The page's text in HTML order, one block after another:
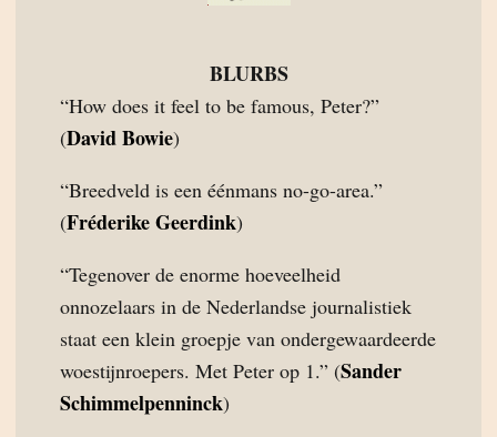
BLURBS
“How does it feel to be famous, Peter?”
(David Bowie)
“Breedveld is een éénmans no-go-area.”
(Fréderike Geerdink)
“Tegenover de enorme hoeveelheid
onnozelaars in de Nederlandse journalistiek
staat een klein groepje van ondergewaardeerde
woestijnroepers. Met Peter op 1.” (Sander
Schimmelpenninck)